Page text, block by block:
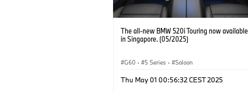
The all-new BMW 520i Touring now available
in Singapore. (05/2025)
G60 · 5 Series · Saloon
Thu May 01 00:56:32 CEST 2025